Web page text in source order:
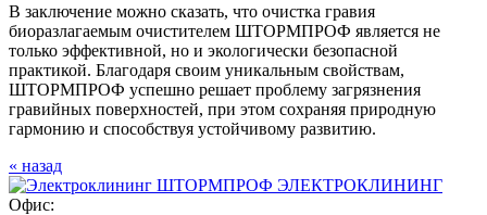
В заключение можно сказать, что очистка гравия
биоразлагаемым очистителем ШТОРМПРОФ является не
только эффективной, но и экологически безопасной
практикой. Благодаря своим уникальным свойствам,
ШТОРМПРОФ успешно решает проблему загрязнения
гравийных поверхностей, при этом сохраняя природную
гармонию и способствуя устойчивому развитию.
« назад
ЭЛЕКТРОКЛИНИНГ
Офис: